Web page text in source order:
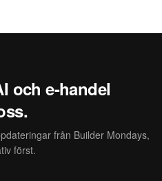
och e-handel
från Builder Mondays,
först.